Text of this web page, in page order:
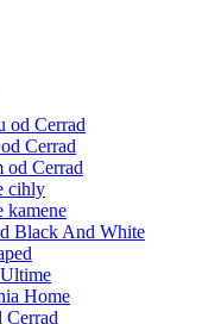
od Cerrad
Cerrad
od Cerrad
cihly
kamene
Black And White
Home